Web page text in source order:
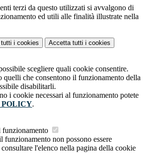
terzi da questo utilizzati si avvalgono di
ed utili alle finalità illustrate nella
tutti i cookies Accetta tutti i cookies
scegliere quali cookie consentire.
quelli che consentono il funzionamento della
disabilitarli.
i cookie necessari al funzionamento potete
POLICY.
funzionamento
funzionamento non possono essere
l'elenco nella pagina della cookie